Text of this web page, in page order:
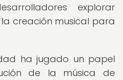
explorar
creación musical para
ha jugado un papel
de la música de